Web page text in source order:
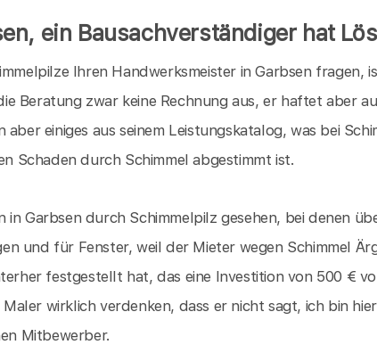
ein Bausachverständiger hat
Ihren Handwerksmeister in Garbsen fragen,
Beratung zwar keine Rechnung aus, er haftet aber
einiges aus seinem Leistungskatalog, was bei
Schaden durch Schimmel abgestimmt ist.
in Garbsen durch Schimmelpilz gesehen, bei denen
und für Fenster, weil der Mieter wegen Schimmel
festgestellt hat, das eine Investition von 500 €
wirklich verdenken, dass er nicht sagt, ich bin
Mitbewerber.